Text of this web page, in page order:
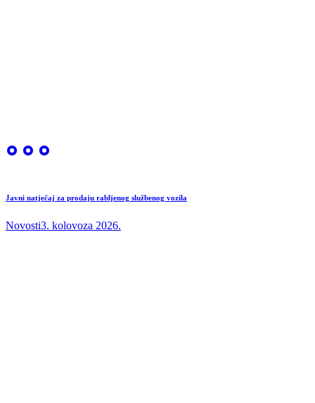
Javni natječaj za prodaju rabljenog službenog vozila
Novosti3. kolovoza 2026.